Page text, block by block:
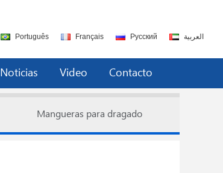
Português Français Русский العربية
Noticias Video Contacto
Mangueras para dragado